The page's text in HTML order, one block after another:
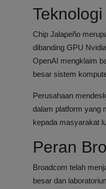
Chip Jalapeño
dibanding GPU
OpenAI mengklaim
besar sistem
Perusahaan
dalam platform yang
kepada masyarakat
Peran
Broadcom telah
besar dan